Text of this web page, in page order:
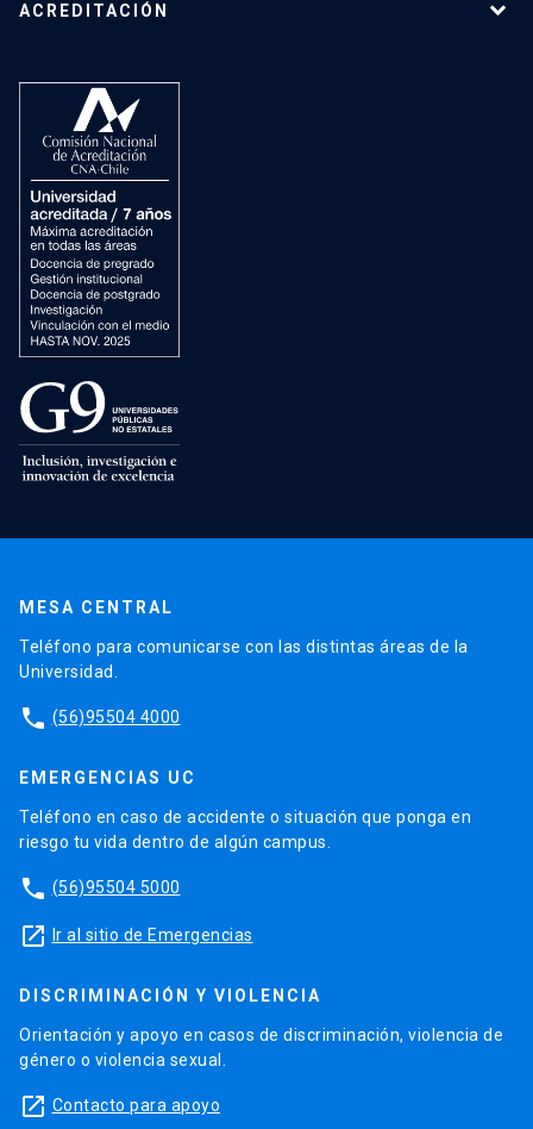
ACREDITACIÓN
MESA CENTRAL
Teléfono para comunicarse con las distintas áreas de la
Universidad.
phone (56)95504 4000
EMERGENCIAS UC
Teléfono en caso de accidente o situación que ponga en
riesgo tu vida dentro de algún campus.
phone (56)95504 5000
launch Ir al sitio de Emergencias
DISCRIMINACIÓN Y VIOLENCIA
Orientación y apoyo en casos de discriminación, violencia de
género o violencia sexual.
launch Contacto para apoyo